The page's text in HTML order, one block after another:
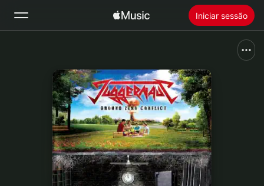
Iniciar sessão
Novidades
Rádio
Instalar o Apple Music